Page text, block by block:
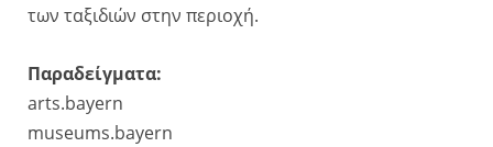
των ταξιδιών στην περιοχή.
Παραδείγματα:
arts.bayern
museums.bayern